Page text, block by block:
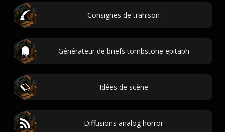
Consignes de trahison
Générateur de briefs tombstone epitaph
Idées de scène
Diffusions analog horror